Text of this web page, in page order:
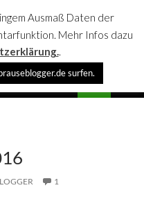
1
Ausmaß Daten der
Mehr Infos dazu
.
surfen.